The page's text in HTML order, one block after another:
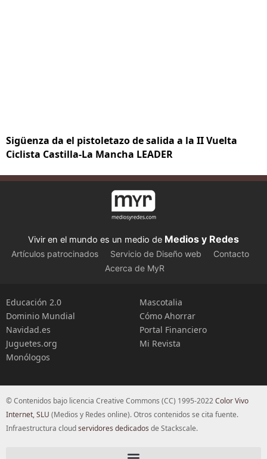
Sigüenza da el pistoletazo de salida a la II Vuelta
Ciclista Castilla-La Mancha LEADER
Vivir en el mundo es un medio de Medios y Redes
Artículos patrocinados Servicio de Diseño web
Contacto
Acerca de MyR
Educación 2.0
Dominio Mundial
Navidad.es
Juguetes.org
Monólogos
Mascotalia
Cómo Ahorrar
Portal Financiero
Mi Revista
© Contenidos bajo licencia Creative Commons (CC) 1995-2022Color Vivo
Internet, SLU (Medios y Redes online). Otros contenidos se cita fuente.
Infraestructura cloudservidores dedicados de Stackscale.